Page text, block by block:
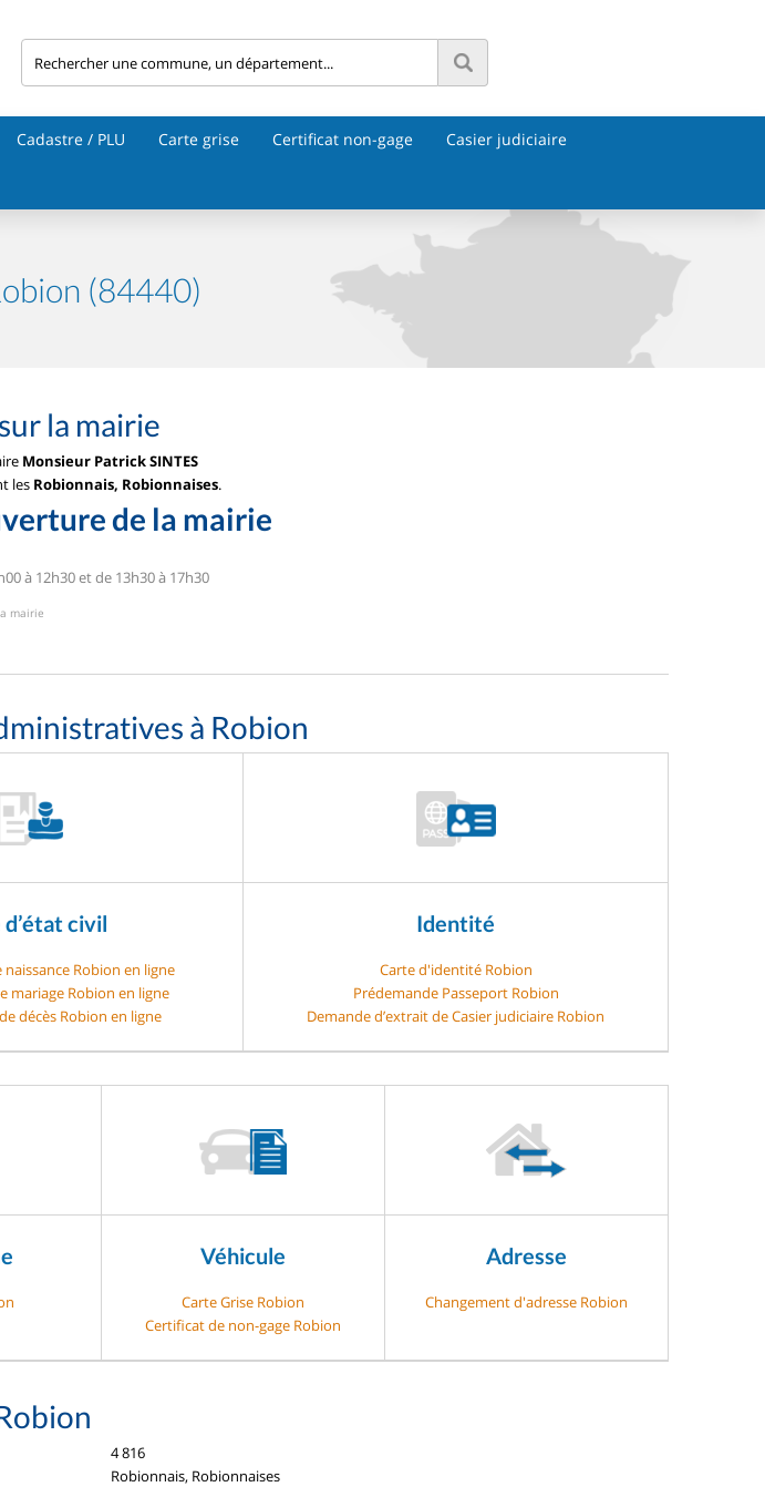
Cadastre / PLU Carte grise Certificat non-gage Casier judiciaire
(84440)
la mairie
Monsieur Patrick SINTES
les Robionnais, Robionnaises.
de la mairie
à 12h30 et de 13h30 à 17h30
mairie
à Robion
civil
naissance Robion en ligne
mariage Robion en ligne
décès Robion en ligne
Identité
Carte d'identité Robion
Prédemande Passeport Robion
Demande d’extrait de Casier judiciaire Robion
Véhicule
Carte Grise Robion
Certificat de non-gage Robion
Adresse
Changement d'adresse Robion
4 816
Robionnais, Robionnaises